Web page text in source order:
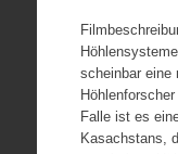
scheinbar eine
Falle ist es
Kasachstans,